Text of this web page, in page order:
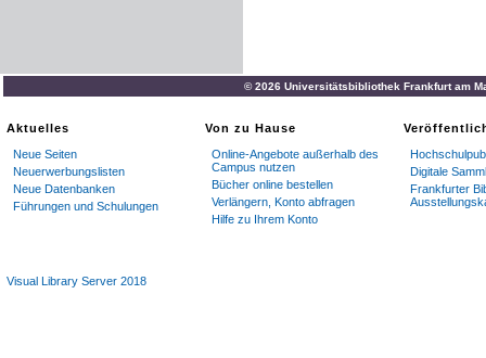
© 2026 Universitätsbibliothek Frankfurt am
Aktuelles
Neue Seiten
Neuerwerbungslisten
Neue Datenbanken
Führungen und Schulungen
Von zu Hause
Online-Angebote außerhalb des
Campus nutzen
Bücher online bestellen
Verlängern, Konto abfragen
Hilfe zu Ihrem Konto
Digitale
Frankfurter
Visual Library Server 2018